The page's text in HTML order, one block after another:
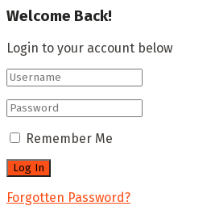
Welcome Back!
Login to your account below
Remember Me
Forgotten Password?